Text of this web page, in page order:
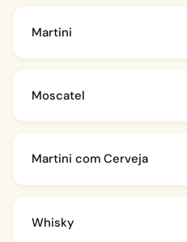
Martini
Moscatel
Martini com Cerveja
Whisky